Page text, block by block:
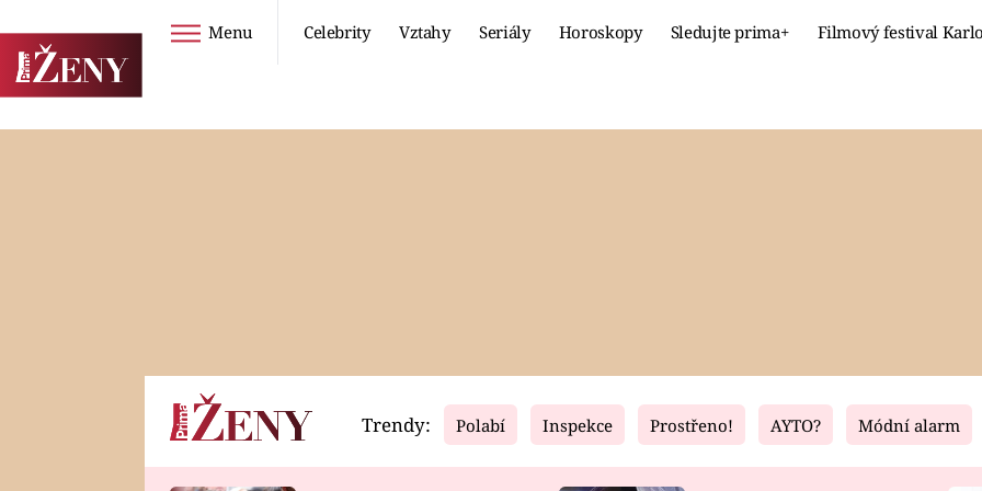
Menu Celebrity Vztahy Seriály Horoskopy Sledujte prima+ Filmový festival
Horoskopy Video Fresh Living
Trendy: Polabí Inspekce Prostřeno! AYTO? Módní alarm